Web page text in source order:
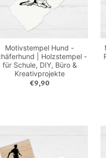
Motivstempel Hund -
| Holzstempel -
für Schule, DIY, Büro &
Kreativprojekte
€9,90